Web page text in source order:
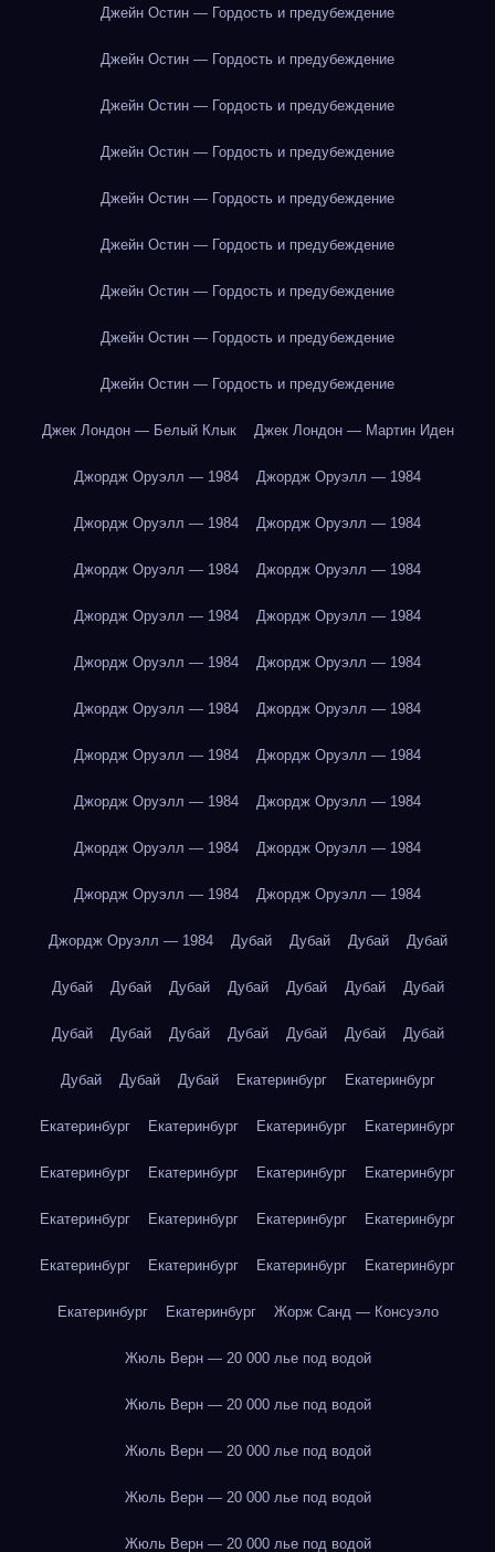
Джейн Остин — Гордость и предубеждение
Джейн Остин — Гордость и предубеждение
Джейн Остин — Гордость и предубеждение
Джейн Остин — Гордость и предубеждение
Джейн Остин — Гордость и предубеждение
Джейн Остин — Гордость и предубеждение
Джейн Остин — Гордость и предубеждение
Джейн Остин — Гордость и предубеждение
Джейн Остин — Гордость и предубеждение
Джек Лондон — Белый Клык Джек Лондон — Мартин Иден
Джордж Оруэлл — 1984 Джордж Оруэлл — 1984
Джордж Оруэлл — 1984 Джордж Оруэлл — 1984
Джордж Оруэлл — 1984 Джордж Оруэлл — 1984
Джордж Оруэлл — 1984 Джордж Оруэлл — 1984
Джордж Оруэлл — 1984 Джордж Оруэлл — 1984
Джордж Оруэлл — 1984 Джордж Оруэлл — 1984
Джордж Оруэлл — 1984 Джордж Оруэлл — 1984
Джордж Оруэлл — 1984 Джордж Оруэлл — 1984
Джордж Оруэлл — 1984 Джордж Оруэлл — 1984
Джордж Оруэлл — 1984 Джордж Оруэлл — 1984
Джордж Оруэлл — 1984 Дубай Дубай Дубай Дубай
Дубай Дубай Дубай Дубай Дубай Дубай Дубай
Дубай Дубай Дубай Дубай Дубай Дубай Дубай
Дубай Дубай Дубай Екатеринбург Екатеринбург
Екатеринбург Екатеринбург Екатеринбург Екатеринбург
Екатеринбург Екатеринбург Екатеринбург Екатеринбург
Екатеринбург Екатеринбург Екатеринбург Екатеринбург
Екатеринбург Екатеринбург Екатеринбург Екатеринбург
Екатеринбург Екатеринбург Жорж Санд — Консуэло
Жюль Верн — 20 000 лье под водой
Жюль Верн — 20 000 лье под водой
Жюль Верн — 20 000 лье под водой
Жюль Верн — 20 000 лье под водой
Жюль Верн — 20 000 лье под водой